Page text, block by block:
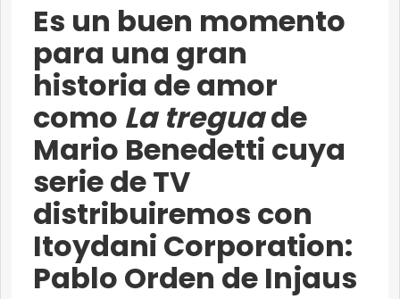
Es un buen momento
para una gran
historia de amor
como La treguade
Mario Benedetti cuya
serie de TV
distribuiremos con
Itoydani Corporation:
Pablo Orden de Injaus